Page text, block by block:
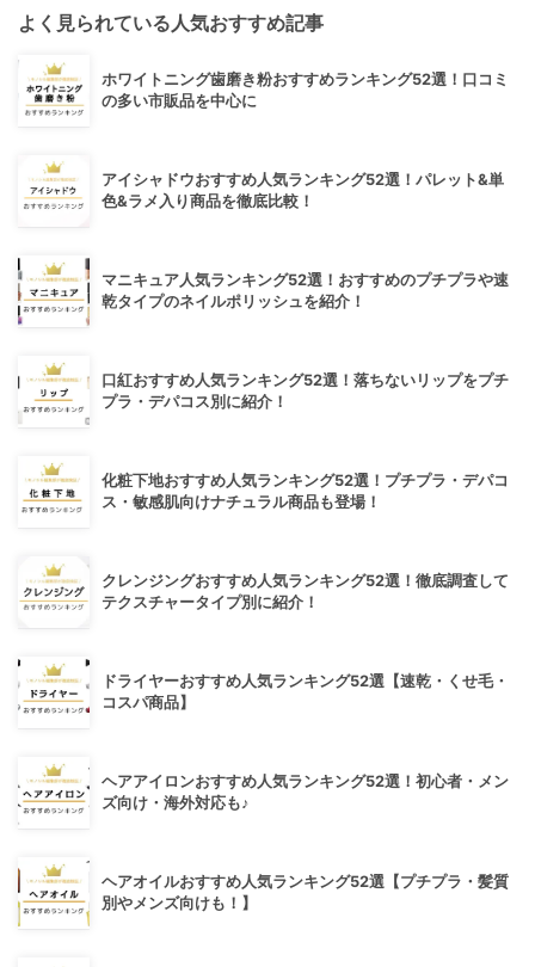
よく見られている人気おすすめ記事
ホワイトニング歯磨き粉おすすめランキング52選！口コミ
の多い市販品を中心に
アイシャドウおすすめ人気ランキング52選！パレット&単
色&ラメ入り商品を徹底比較！
マニキュア人気ランキング52選！おすすめのプチプラや速
乾タイプのネイルポリッシュを紹介！
口紅おすすめ人気ランキング52選！落ちないリップをプチ
プラ・デパコス別に紹介！
化粧下地おすすめ人気ランキング52選！プチプラ・デパコ
ス・敏感肌向けナチュラル商品も登場！
クレンジングおすすめ人気ランキング52選！徹底調査して
テクスチャータイプ別に紹介！
ドライヤーおすすめ人気ランキング52選【速乾・くせ毛・
コスパ商品】
ヘアアイロンおすすめ人気ランキング52選！初心者・メン
ズ向け・海外対応も♪
ヘアオイルおすすめ人気ランキング52選【プチプラ・髪質
別やメンズ向けも！】